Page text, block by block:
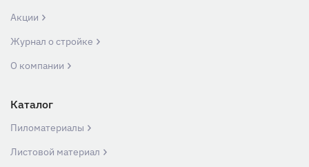
Акции
Журнал о стройке
О компании
Каталог
Пиломатериалы
Листовой материал